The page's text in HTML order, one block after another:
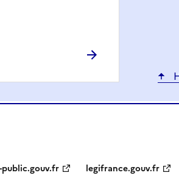
public.gouv.fr legifrance.gouv.fr